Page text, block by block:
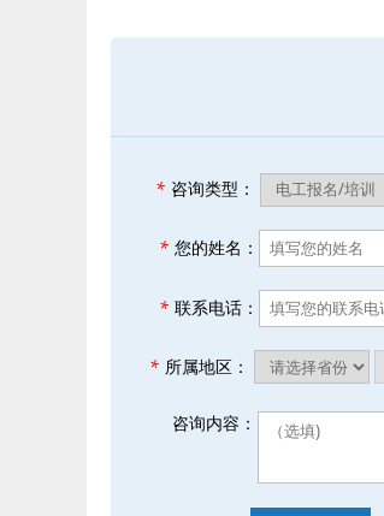
* 咨询类型：
* 您的姓名：
* 联系电话：
* 所属地区：
咨询内容：